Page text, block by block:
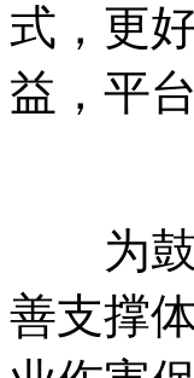
式，更
益，平
为鼓
善支撑